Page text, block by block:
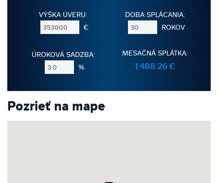
VÝŠKA ÚVERU:
€
DOBA SPLÁCANIA:
ROKOV
ÚROKOVÁ SADZBA:
%
MESAČNÁ SPLÁTKA:
1 488.26 €
Pozrieť na mape